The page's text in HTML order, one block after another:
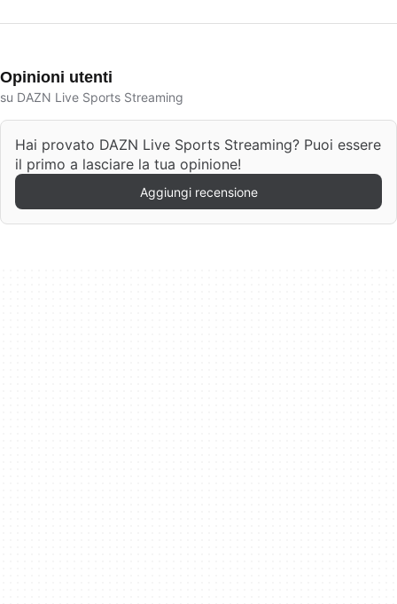
Opinioni utenti
su DAZN Live Sports Streaming
Hai provato DAZN Live Sports Streaming? Puoi essere
il primo a lasciare la tua opinione!
Aggiungi recensione